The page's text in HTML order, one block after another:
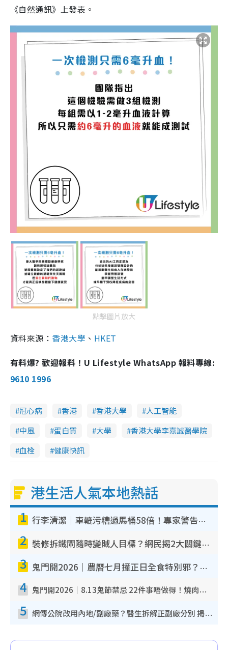
《自然通訊》上發表。
點擊圖片放大
資料來源： 香港大學 、 HKET
有料爆? 歡迎報料！U Lifestyle WhatsApp 報料專線:
9610 1996
冠心病 香港 香港大學
人工智能
中風
蛋白質 大學
香港大學李嘉誠醫學院
血栓
健康快訊
港生活人氣本地熱話
1 行李清潔｜車轆污糟過馬桶58倍！專家警告忌用酒精抹 教1招免污手除菌
2 裝修拆鐵閘隨時變賊人目標？網民揭2大關鍵用途：裝新式等於白裝？附新舊鐵閘分別
3 鬼門開2026｜農曆七月撞正日全食特別邪？專家警告切忌做一事！揭4大禁忌+2招保平安
4 鬼門開2026｜8.13鬼節禁忌 22件事唔做得！燒肉、刺身要少食？半夜勿吹口哨/打呢個電話
5 網傳公院改用內地/副廠藥？醫生拆解正副廠分別 揭4類人換藥隨時出事